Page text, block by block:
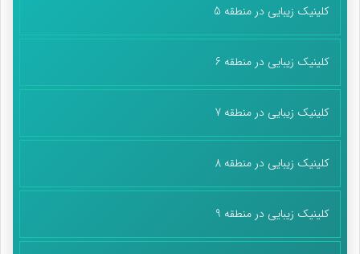
کلینیک زیبایی در منطقه 5
کلینیک زیبایی در منطقه 6
کلینیک زیبایی در منطقه 7
کلینیک زیبایی در منطقه 8
کلینیک زیبایی در منطقه 9